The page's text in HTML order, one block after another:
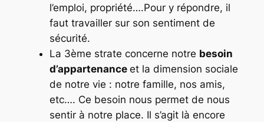
l’emploi, propriété….Pour y répondre, il
faut travailler sur son sentiment de
sécurité.
La 3ème strate concerne notre besoin
d’appartenance et la dimension sociale
de notre vie : notre famille, nos amis,
etc…. Ce besoin nous permet de nous
sentir à notre place. Il s’agit là encore